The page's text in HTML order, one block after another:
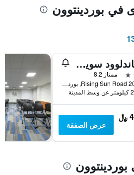
في بوردينتوون
كاندلوود سويتس بوردن تاون-ترنتون بي آيتش جي
ممتاز 8.2
200 Rising Sun Road, بوردينتوون, NJ, الولايات المتحدة الأميريكية
عرض الصفقة